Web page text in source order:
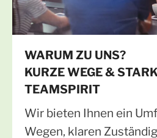
WARUM ZU UNS?
KURZE WEGE &
TEAMSPIRIT
Wir bieten Ihnen ein
Wegen, klaren